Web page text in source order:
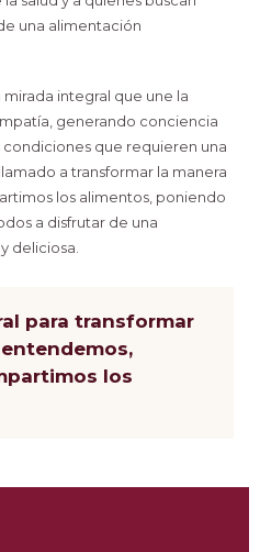
una alimentación
integral que une la
generando conciencia
condiciones que requieren una
a transformar la manera
los alimentos, poniendo
a disfrutar de una
deliciosa.
para transformar
los